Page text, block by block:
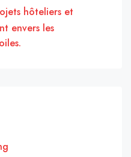
hôteliers et
envers les